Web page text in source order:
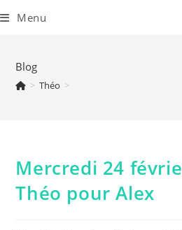
to
content
Menu
Blog
> Théo >
Mercredi 24
Théo pour Alex